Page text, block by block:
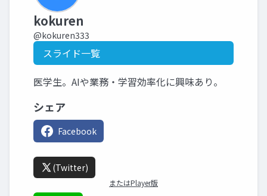
kokuren
@kokuren333
スライド一覧
医学生。AIや業務・学習効率化に興味あり。
シェア
Facebook
(Twitter)
またはPlayer版